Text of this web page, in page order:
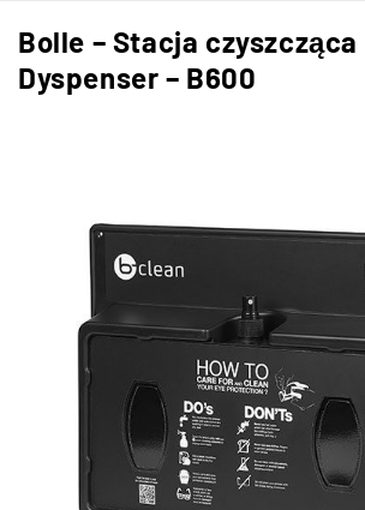
Bolle – Stacja czyszcząca
Dyspenser – B600